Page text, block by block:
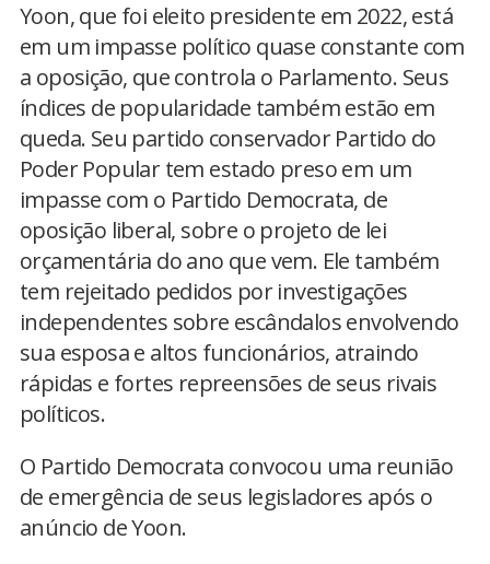
Yoon, que foi eleito presidente em 2022, está
em um impasse político quase constante com
a oposição, que controla o Parlamento. Seus
índices de popularidade também estão em
queda. Seu partido conservador Partido do
Poder Popular tem estado preso em um
impasse com o Partido Democrata, de
oposição liberal, sobre o projeto de lei
orçamentária do ano que vem. Ele também
tem rejeitado pedidos por investigações
independentes sobre escândalos envolvendo
sua esposa e altos funcionários, atraindo
rápidas e fortes repreensões de seus rivais
políticos.
O Partido Democrata convocou uma reunião
de emergência de seus legisladores após o
anúncio de Yoon.